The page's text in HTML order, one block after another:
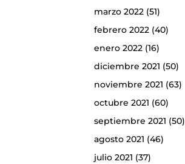
marzo 2022(51)
febrero 2022(40)
enero 2022(16)
diciembre 2021 (50)
noviembre 2021 (63)
octubre 2021 (60)
septiembre 2021 (50)
agosto 2021 (46)
julio 2021 (37)